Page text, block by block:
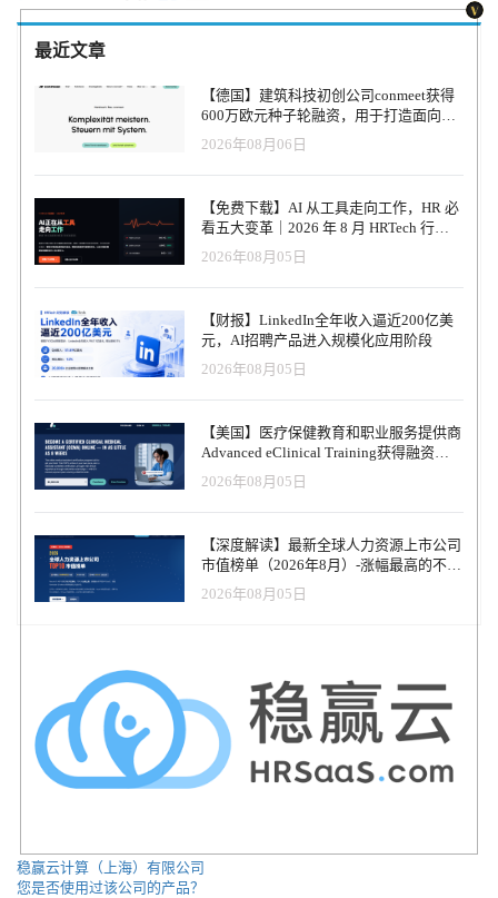
最近文章
【德国】建筑科技初创公司conmeet获得
600万欧元种子轮融资，用于打造面向贸
易和建筑行业的AI操作系统
2026年08月06日
【免费下载】AI 从工具走向工作，HR 必
看五大变革｜2026 年 8 月 HRTech 行业
观察报告
2026年08月05日
【财报】LinkedIn全年收入逼近200亿美
元，AI招聘产品进入规模化应用阶段
2026年08月05日
【美国】医疗保健教育和职业服务提供商
Advanced eClinical Training获得融资，
以加速医疗卫生人才队伍建设
2026年08月05日
【深度解读】最新全球人力资源上市公司
市值榜单（2026年8月）-涨幅最高的不是
AI软件，而是传统人力服务商
2026年08月05日
稳赢云计算（上海）有限公司
您是否使用过该公司的产品？